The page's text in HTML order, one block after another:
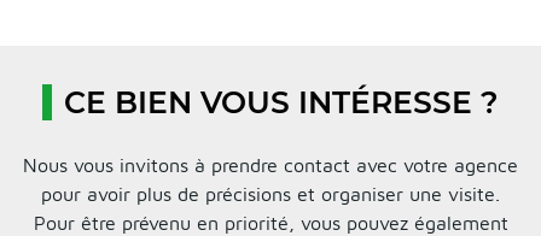
CE BIEN VOUS INTÉRESSE ?
Nous vous invitons à prendre contact avec votre agence
pour avoir plus de précisions et organiser une visite.
Pour être prévenu en priorité, vous pouvez également